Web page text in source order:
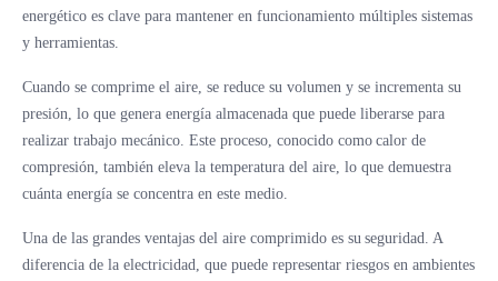
energético es clave para mantener en funcionamiento múltiples sistemas
y herramientas.
Cuando se comprime el aire, se reduce su volumen y se incrementa su
presión, lo que genera energía almacenada que puede liberarse para
realizar trabajo mecánico. Este proceso, conocido como calor de
compresión, también eleva la temperatura del aire, lo que demuestra
cuánta energía se concentra en este medio.
Una de las grandes ventajas del aire comprimido es su seguridad. A
diferencia de la electricidad, que puede representar riesgos en ambientes